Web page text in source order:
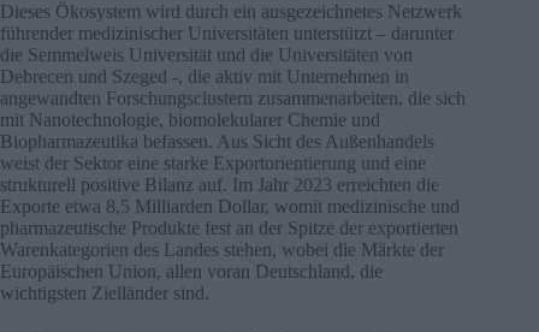
Dieses Ökosystem wird durch ein ausgezeichnetes Netzwerk
führender medizinischer Universitäten unterstützt – darunter
die Semmelweis Universität und die Universitäten von
Debrecen und Szeged -, die aktiv mit Unternehmen in
angewandten Forschungsclustern zusammenarbeiten, die sich
mit Nanotechnologie, biomolekularer Chemie und
Biopharmazeutika befassen. Aus Sicht des Außenhandels
weist der Sektor eine starke Exportorientierung und eine
strukturell positive Bilanz auf. Im Jahr 2023 erreichten die
Exporte etwa 8,5 Milliarden Dollar, womit medizinische und
pharmazeutische Produkte fest an der Spitze der exportierten
Warenkategorien des Landes stehen, wobei die Märkte der
Europäischen Union, allen voran Deutschland, die
wichtigsten Zielländer sind.